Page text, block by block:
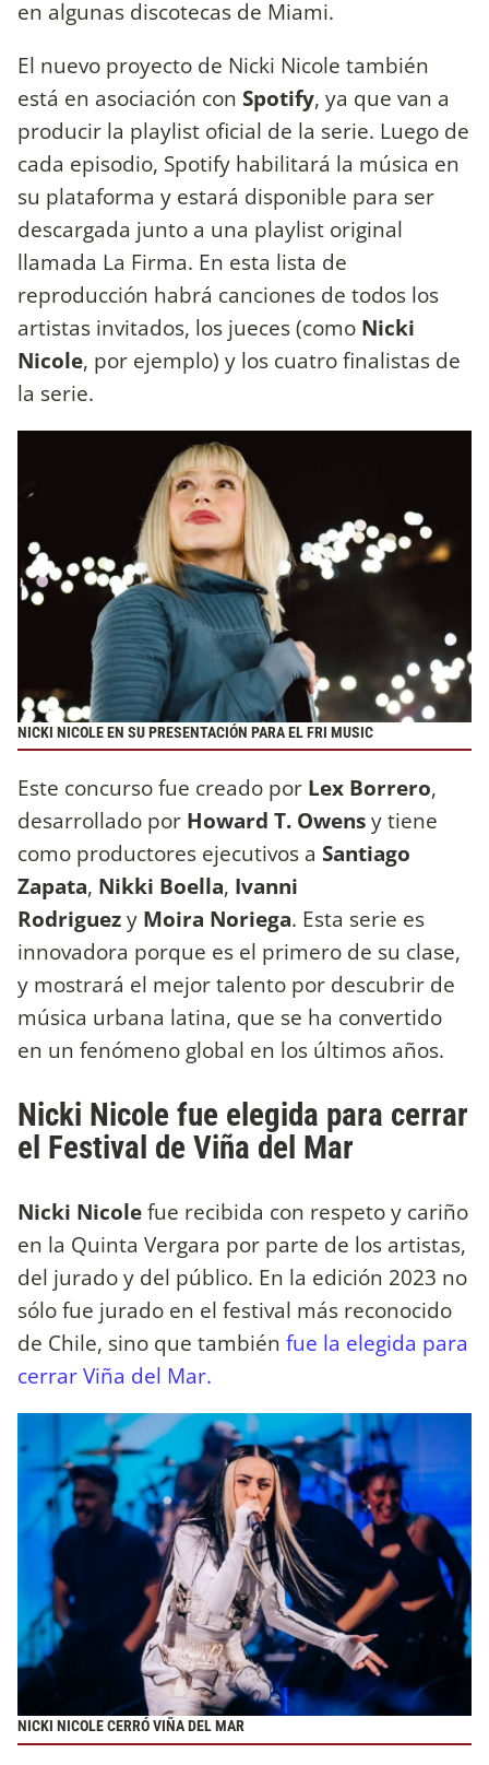
en algunas discotecas de Miami.
El nuevo proyecto de Nicki Nicole también
está en asociación con Spotify, ya que van a
producir la playlist oficial de la serie. Luego de
cada episodio, Spotify habilitará la música en
su plataforma y estará disponible para ser
descargada junto a una playlist original
llamada La Firma. En esta lista de
reproducción habrá canciones de todos los
artistas invitados, los jueces (como Nicki
Nicole, por ejemplo) y los cuatro finalistas de
la serie.
NICKI NICOLE EN SU PRESENTACIÓN PARA EL FRI MUSIC
Este concurso fue creado por Lex Borrero,
desarrollado por Howard T. Owensy tiene
como productores ejecutivos a Santiago
Zapata, Nikki Boella, Ivanni
Rodriguezy Moira Noriega. Esta serie es
innovadora porque es el primero de su clase,
y mostrará el mejor talento por descubrir de
música urbana latina, que se ha convertido
en un fenómeno global en los últimos años.
Nicki Nicole fue elegida para cerrar
el Festival de Viña del Mar
Nicki Nicolefue recibida con respeto y cariño
en la Quinta Vergara por parte de los artistas,
del jurado y del público. En la edición 2023 no
sólo fue jurado en el festival más reconocido
de Chile, sino que también fue la elegida para
cerrar Viña del Mar.
NICKI NICOLE CERRÓ VIÑA DEL MAR